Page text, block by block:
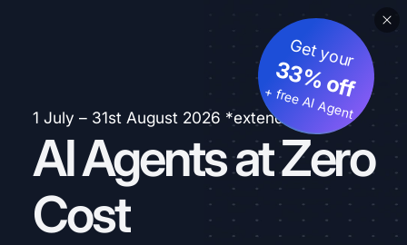
1 July – 31st August 2026 *extended
AI Agents at Zero
Cost
Get your
33% off
+ free AI Agent